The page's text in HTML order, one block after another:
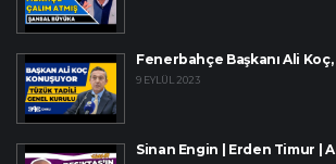
Fenerbahçe Başkanı Ali Koç,
9 EYLÜL 2023
Sinan Engin | Erden Timur |